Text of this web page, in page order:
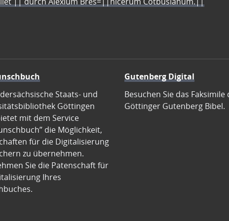
Staats- und
Göttingen
mit dem Service
die Möglichkeit,
für die Digitalisierung
zu übernehmen.
Sie die Patenschaft für
Ihres
Gutenberg Digital
Besuchen Sie das Faksimile
Göttinger Gutenberg Bibel.